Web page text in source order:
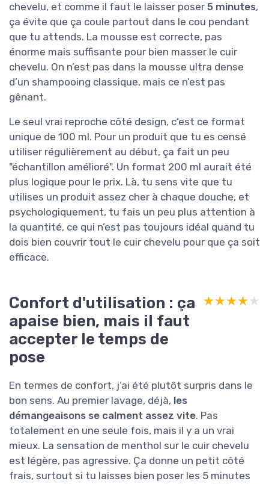
chevelu, et comme il faut le laisser poser 5 minutes,
ça évite que ça coule partout dans le cou pendant
que tu attends. La mousse est correcte, pas
énorme mais suffisante pour bien masser le cuir
chevelu. On n’est pas dans la mousse ultra dense
d’un shampooing classique, mais ce n’est pas
gênant.
Le seul vrai reproche côté design, c’est ce format
unique de 100 ml. Pour un produit que tu es censé
utiliser régulièrement au début, ça fait un peu
"échantillon amélioré". Un format 200 ml aurait été
plus logique pour le prix. Là, tu sens vite que tu
utilises un produit assez cher à chaque douche, et
psychologiquement, tu fais un peu plus attention à
la quantité, ce qui n’est pas toujours idéal quand tu
dois bien couvrir tout le cuir chevelu pour que ça soit
efficace.
Confort d'utilisation : ça
apaise bien, mais il faut
accepter le temps de
pose
★★★★★
★★★★★
En termes de confort, j’ai été plutôt surpris dans le
bon sens. Au premier lavage, déjà, les
démangeaisons se calment assez vite. Pas
totalement en une seule fois, mais il y a un vrai
mieux. La sensation de menthol sur le cuir chevelu
est légère, pas agressive. Ça donne un petit côté
frais, surtout si tu laisses bien poser les 5 minutes